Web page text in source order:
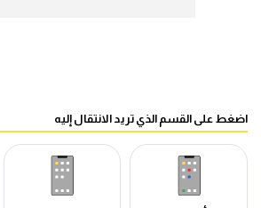
اضغط على القسم الذي تريد الانتقال إليه